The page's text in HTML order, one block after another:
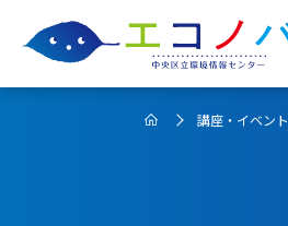
講座・イベント